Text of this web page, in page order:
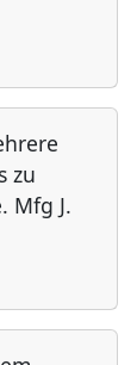
zu
Mfg J.